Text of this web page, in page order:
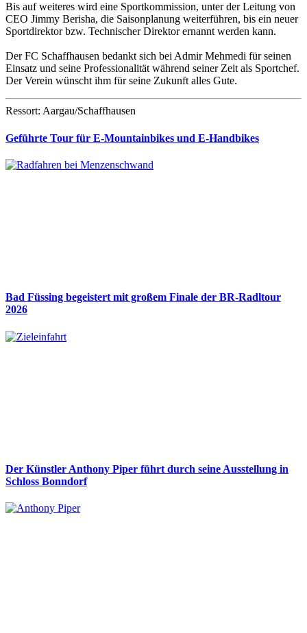
Bis auf weiteres wird eine Sportkommission, unter der Leitung von
CEO Jimmy Berisha, die Saisonplanung weiterführen, bis ein neuer
Sportdirektor bzw. Technischer Direktor ernannt werden kann.
Der FC Schaffhausen bedankt sich bei Admir Mehmedi für seinen
Einsatz und seine Professionalität während seiner Zeit als Sportchef.
Der Verein wünscht ihm für seine Zukunft alles Gute.
Ressort: Aargau/Schaffhausen
Geführte Tour für E-Mountainbikes und E-Handbikes
Bad Füssing begeistert mit großem Finale der BR-Radltour
2026
Der Künstler Anthony Piper führt durch seine Ausstellung in
Schloss Bonndorf